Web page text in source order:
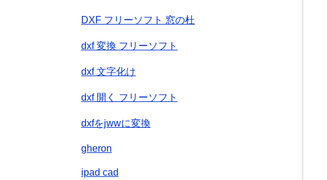
DXF フリーソフト 窓の杜
dxf 変換 フリーソフト
dxf 文字化け
dxf 開く フリーソフト
dxfをjwwに変換
gheron
ipad cad